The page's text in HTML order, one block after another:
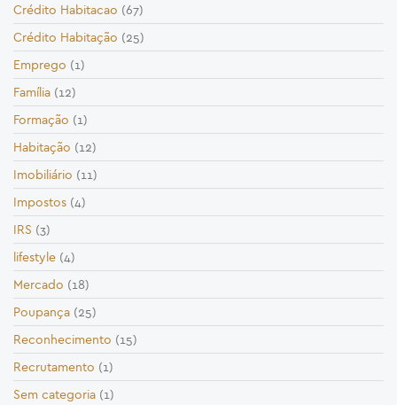
Crédito Habitacao (67)
Crédito Habitação (25)
Emprego (1)
Família (12)
Formação (1)
Habitação (12)
Imobiliário (11)
Impostos (4)
IRS (3)
lifestyle (4)
Mercado (18)
Poupança (25)
Reconhecimento (15)
Recrutamento (1)
Sem categoria (1)